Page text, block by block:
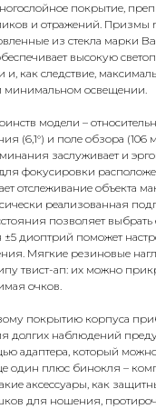
покрытие,
и отражений. Призмы
из стекла марки
высокую
и, как следствие,
минимальном освещении.
модели –
(6,1°) и поле обзора (106
заслуживает и
фокусировки
отслеживание объекта
реализованная
позволяет выбрать
диоптрий поможет
Мягкие резиновые
твист-ап: их можно
очков.
покрытию корпуса
долгих наблюдений
адаптера, который
один плюс бинокля –
аксессуары, как
для ношения,